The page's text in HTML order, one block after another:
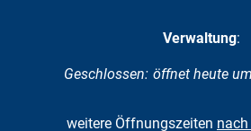
Verwaltung:
Klicken, um weitere
Geschlossen: öffnet heute
weitere Öffnungszeiten